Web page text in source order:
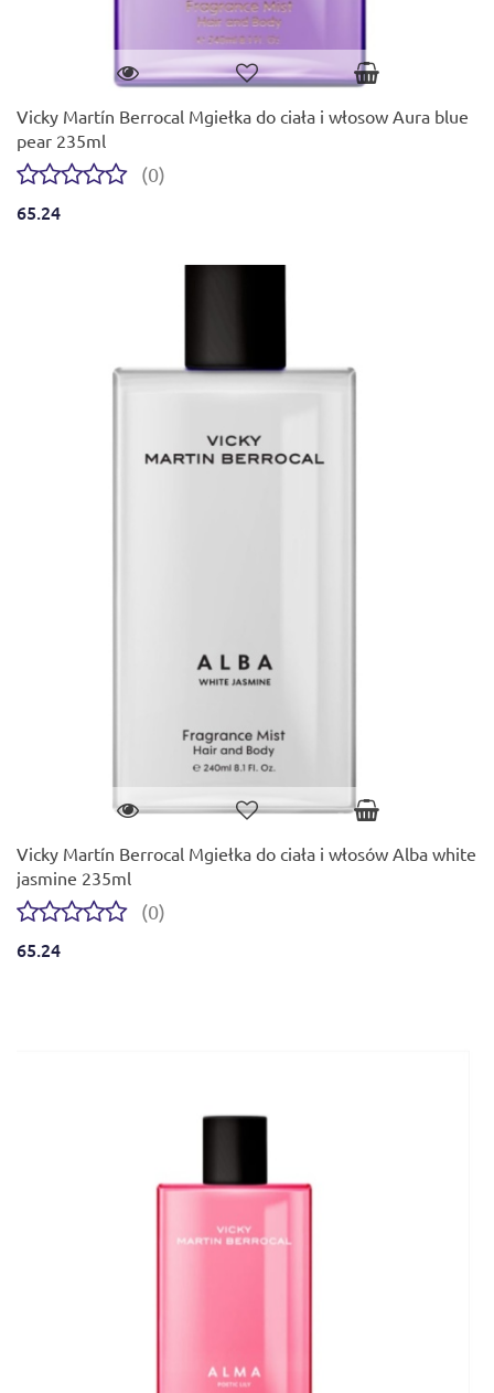
Vicky Martín Berrocal Mgiełka do ciała i włosow Aura blue
pear 235ml
(0)
65.24
Vicky Martín Berrocal Mgiełka do ciała i włosów Alba white
jasmine 235ml
(0)
65.24